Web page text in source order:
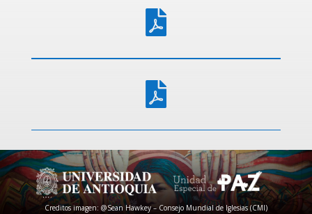


Creditos imagen: @Sean Hawkey – Consejo Mundial de Iglesias (CMI)